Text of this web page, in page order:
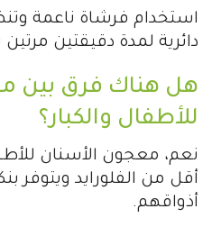
استخدام فرشاة ناعمة
دائرية لمدة دقيقتين مرتين
هل هناك فرق بين
للأطفال والكبار؟
نعم، معجون الأسنان
أقل من الفلورايد ويتوفر
أذواقهم.